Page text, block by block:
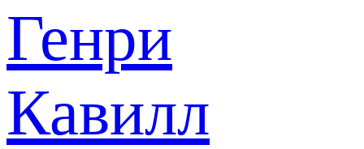
Генри
Кавилл